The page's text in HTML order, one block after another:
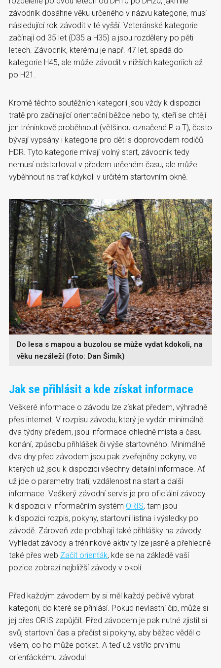
závodník dosáhne věku určeného v názvu kategorie, musí
následující rok závodit v té vyšší. Veteránské kategorie
začínají od 35 let (D35 a H35) a jsou rozděleny po pěti
letech. Závodník, kterému je např. 47 let, spadá do
kategorie H45, ale může závodit v nižších kategoriích až
po H21.
Kromě těchto soutěžních kategorií jsou vždy k dispozici i
tratě pro začínající orientační běžce nebo ty, kteří se chtějí
jen tréninkově proběhnout (většinou označené P a T), často
bývají vypsány i kategorie pro děti s doprovodem rodičů
HDR. Tyto kategorie mívají volný start, závodník tedy
nemusí odstartovat v předem určeném času, ale může
vyběhnout na trať kdykoli v určitém startovním okně.
Do lesa s mapou a buzolou se může vydat kdokoli, na
věku nezáleží (foto: Dan Šimík)
Jak se přihlásit a kde získat informace
Veškeré informace o závodu lze získat předem, výhradně
přes internet. V rozpisu závodu, který je vydán minimálně
dva týdny předem, jsou informace ohledně místa a času
konání, způsobu přihlášek či výše startovného. Minimálně
dva dny před závodem jsou pak zveřejněny pokyny, ve
kterých už jsou k dispozici všechny detailní informace. Ať
už jde o parametry tratí, vzdálenost na start a další
informace. Veškerý závodní servis je pro oficiální závody
k dispozici v informačním systém ORIS, tam jsou
k dispozici rozpis, pokyny, startovní listina i výsledky po
závodě. Zároveň zde probíhají také přihlášky na závody.
Vyhledat závody a tréninkové aktivity lze jasně a přehledně
také přes web Začít orienťák, kde se na základě vaší
pozice zobrazí nejbližší závody v okolí.
Před každým závodem by si měl každý pečlivě vybrat
kategorii, do které se přihlásí. Pokud nevlastní čip, může si
jej přes ORIS zapůjčit. Před závodem je pak nutné zjistit si
svůj startovní čas a přečíst si pokyny, aby běžec věděl o
všem, co ho může potkat. A teď už vstříc prvnímu
orienťáckému závodu!